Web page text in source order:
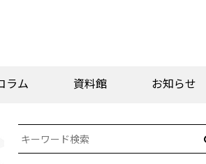
ラム 資料館 お知らせ